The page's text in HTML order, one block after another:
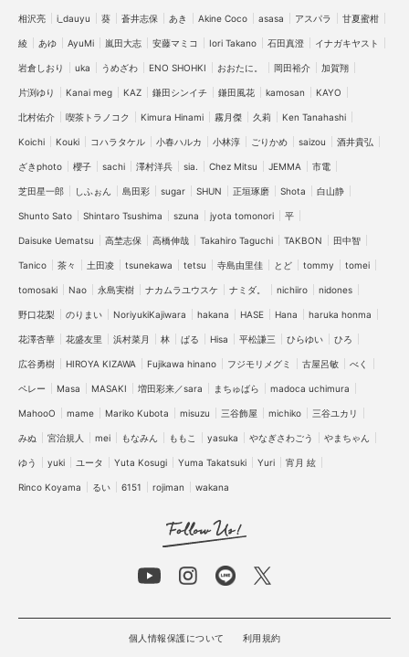
彩 (1) あゆ (1)
嵐田大志 (34)
COOLPIX775 (1)
葵 (4)
NIKKOR Z DX 16-50mm f/3.5-6.3 VR (42)
una (1)
NIKKOR Z 24-70mm f/2.8 S (32)
NIKO LIFE (1)
佐藤寛太 (1)
AF-S NIKKOR 14-24mm f/2.8G ED (7)
D850 (1)
NIKKOR Z 14-24mm f/2.8 S (21)
tetsu (3)
sachi (8)
Nao (1)
Akine Coco (10)
NIKKOR Z 40mm f/2 (6)
SHUN (4)
Z 6II (47)
自分らしいオレンジ (1)
Portrait (44)
NIKKOR Z 20mm f/1.8 S (8)
ごりかめ (3)
モロイ ユウダイ (1)
NIKKOR Z MC 105mm f/2.8 VR S (10)
ぱる (4)
ぴよ (1) 劇団エグザイル (1)
Yuta Kosugi (1)
AF-S DX NIKKOR 18-55mm f/3.5-5.6G VR (1)
NIKKOR Z 35mm f/1.8 S (41)
Nikkor-s Auto 55mm f1.2 (1)
勝間田崇登 (1) 自分らしい青 (1)
相沢亮 i_dauyu 葵 蒼井志保 あき Akine Coco asasa アスパラ 甘夏蜜柑
綾 あゆ AyuMi 嵐田大志 安藤マミコ Iori Takano 石田真澄 イナガキヤスト
岩倉しおり uka うめざわ ENO SHOHKI おおたに。 岡田裕介 加賀翔
片渕ゆり Kanai meg KAZ 鎌田シンイチ 鎌田風花 kamosan KAYO
北村佑介 喫茶トラノコク Kimura Hinami 霧月傑 久莉 Ken Tanahashi
Koichi Kouki コハラタケル 小春ハルカ 小林淳 ごりかめ saizou 酒井貴弘
ざきphoto 櫻子 sachi 澤村洋兵 sia. Chez Mitsu JEMMA 市電
芝田星一郎 しふぉん 島田彩 sugar SHUN 正垣琢磨 Shota 白山静
Shunto Sato Shintaro Tsushima szuna jyota tomonori 平
Daisuke Uematsu 高埜志保 高橋伸哉 Takahiro Taguchi TAKBON 田中智
Tanico 茶々 土田凌 tsunekawa tetsu 寺島由里佳 とど tommy tomei
tomosaki Nao 永島実樹 ナカムラユウスケ ナミダ。 nichiiro nidones
野口花梨 のりまい NoriyukiKajiwara hakana HASE Hana haruka honma
花澤杏華 花盛友里 浜村菜月 林 ぱる Hisa 平松謙三 ひらゆい ひろ
広谷勇樹 HIROYA KIZAWA Fujikawa hinano フジモリメグミ 古屋呂敏 べく
ペレー Masa MASAKI 増田彩来／sara まちゅばら madoca uchimura
MahooO mame Mariko Kubota misuzu 三谷飾屋 michiko 三谷ユカリ
みぬ 宮治規人 mei もなみん ももこ yasuka やなぎさわごう やまちゃん
ゆう yuki ユータ Yuta Kosugi Yuma Takatsuki Yuri 宵月 絃
Rinco Koyama るい 6151 rojiman wakana
個人情報保護について 利用規約